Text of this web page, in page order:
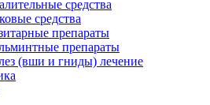
средства
средства
препараты
препараты
(вши и гниды) лечение